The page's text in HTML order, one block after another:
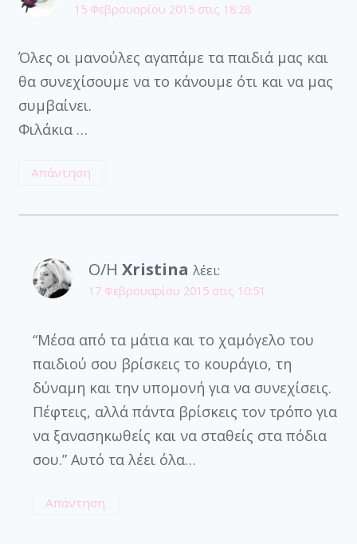
15 Φεβρουαρίου 2015 στις 18:28
Όλες οι μανούλες αγαπάμε τα παιδιά μας και
θα συνεχίσουμε να το κάνουμε ότι και να μας
συμβαίνει.
Φιλάκια …
Απάντηση
Ο/Η Xristina λέει:
17 Φεβρουαρίου 2015 στις 10:51
“Μέσα από τα μάτια και το χαμόγελο του
παιδιού σου βρίσκεις το κουράγιο, τη
δύναμη και την υπομονή για να συνεχίσεις.
Πέφτεις, αλλά πάντα βρίσκεις τον τρόπο για
να ξανασηκωθείς και να σταθείς στα πόδια
σου.” Αυτό τα λέει όλα…
Απάντηση